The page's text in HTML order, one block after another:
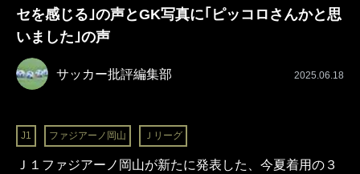
セを感じる｣の声とGK写真に｢ピッコロさんかと思
いました｣の声
サッカー批評編集部 2025.06.18
J1 ファジアーノ岡山 Ｊリーグ
Ｊ１ファジアーノ岡山が新たに発表した、今夏着用の３